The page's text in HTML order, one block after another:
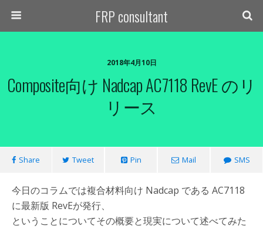
FRP consultant
2018年4月10日
Composite向け Nadcap AC7118 RevE のリ
リース
Share Tweet Pin Mail SMS
今日のコラムでは複合材料向け Nadcap である AC7118
に最新版 RevEが発行、
ということについてその概要と現実について述べてみた